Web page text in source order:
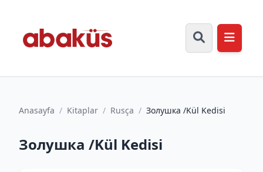
Anasayfa / Kitaplar / Rusça / Золушка /Kül Kedisi
Золушка /Kül Kedisi